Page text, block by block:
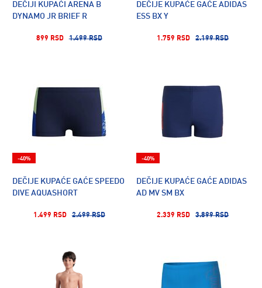
DEČIJI KUPAĆI ARENA B
DYNAMO JR BRIEF R
899 RSD 1.499 RSD
DEČIJE KUPAĆE GAĆE ADIDAS
ESS BX Y
1.759 RSD 2.199 RSD
DEČIJE KUPAĆE GAĆE SPEEDO
DIVE AQUASHORT
1.499 RSD 2.499 RSD
-40%
DEČIJE KUPAĆE GAĆE ADIDAS
AD MV SM BX
2.339 RSD 3.899 RSD
-40%